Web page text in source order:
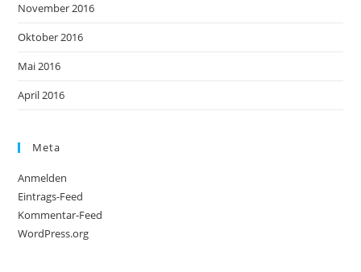
November 2016
Oktober 2016
Mai 2016
April 2016
Meta
Anmelden
Eintrags-Feed
Kommentar-Feed
WordPress.org